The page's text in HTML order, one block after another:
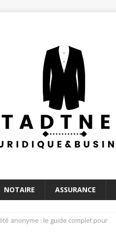
NOTAIRE ASSURANCE
anonyme : le guide complet pour